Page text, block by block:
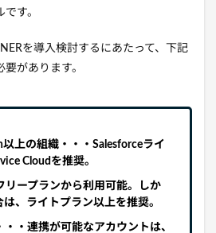
です。
を導入検討するにあたって、下記
があります。
上の組織・・・Salesforceライ
Cloudを推奨。
リープランから利用可能。しか
、ライトプラン以上を推奨。
・連携が可能なアカウントは、